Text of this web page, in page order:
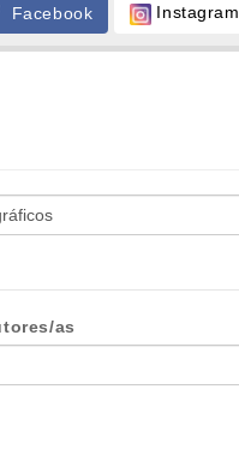
Facebook Instagram
as